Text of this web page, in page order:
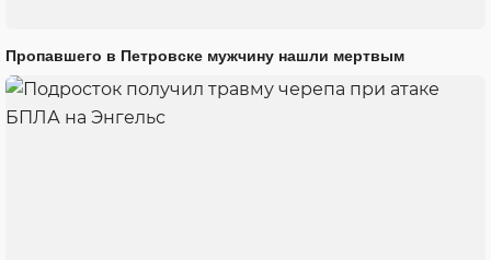
Пропавшего в Петровске мужчину нашли мертвым